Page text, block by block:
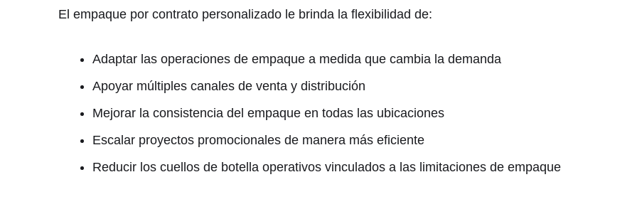
El empaque por contrato personalizado le brinda la flexibilidad de:
Adaptar las operaciones de empaque a medida que cambia la demanda
Apoyar múltiples canales de venta y distribución
Mejorar la consistencia del empaque en todas las ubicaciones
Escalar proyectos promocionales de manera más eficiente
Reducir los cuellos de botella operativos vinculados a las limitaciones de empaque